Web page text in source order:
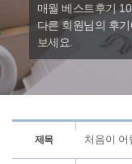
바로가기
매월 베스트후기
다른 회원님의 후
보세요.
제목 처음이 어